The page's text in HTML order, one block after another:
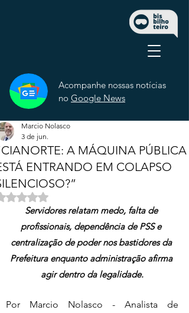
Acompanhe nossas notícias
no Google News
A MÁQUINA PÚBLICA
ENTRANDO EM COLAPSO
Marcio Nolasco
3 de jun.
Avaliado com NaN de 5 estrelas.
Servidores relatam medo, falta de
profissionais, dependência de PSS e
centralização de poder nos bastidores da
Prefeitura enquanto administração afirma
agir dentro da legalidade.
Por Marcio Nolasco - Analista de